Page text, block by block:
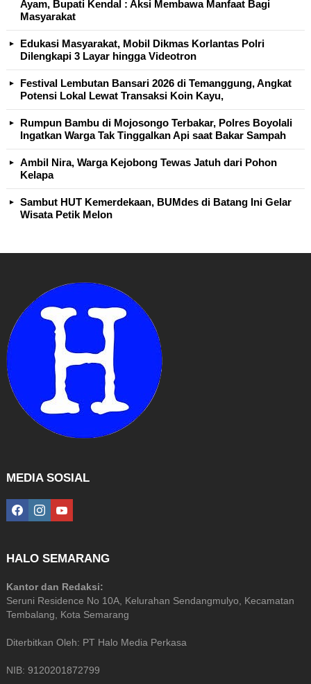
Ayam, Bupati Kendal : Aksi Membawa Manfaat Bagi
Masyarakat
Edukasi Masyarakat, Mobil Dikmas Korlantas Polri
Dilengkapi 3 Layar hingga Videotron
Festival Lembutan Bansari 2026 di Temanggung, Angkat
Potensi Lokal Lewat Transaksi Koin Kayu,
Rumpun Bambu di Mojosongo Terbakar, Polres Boyolali
Ingatkan Warga Tak Tinggalkan Api saat Bakar Sampah
Ambil Nira, Warga Kejobong Tewas Jatuh dari Pohon
Kelapa
Sambut HUT Kemerdekaan, BUMdes di Batang Ini Gelar
Wisata Petik Melon
MEDIA SOSIAL
facebookinstagramyoutube
HALO SEMARANG
Kantor dan Redaksi:
Seruni Residence No 10A, Kelurahan Sendangmulyo, Kecamatan
Tembalang, Kota Semarang
Diterbitkan Oleh: PT Halo Media Perkasa
NIB: 9120201872799